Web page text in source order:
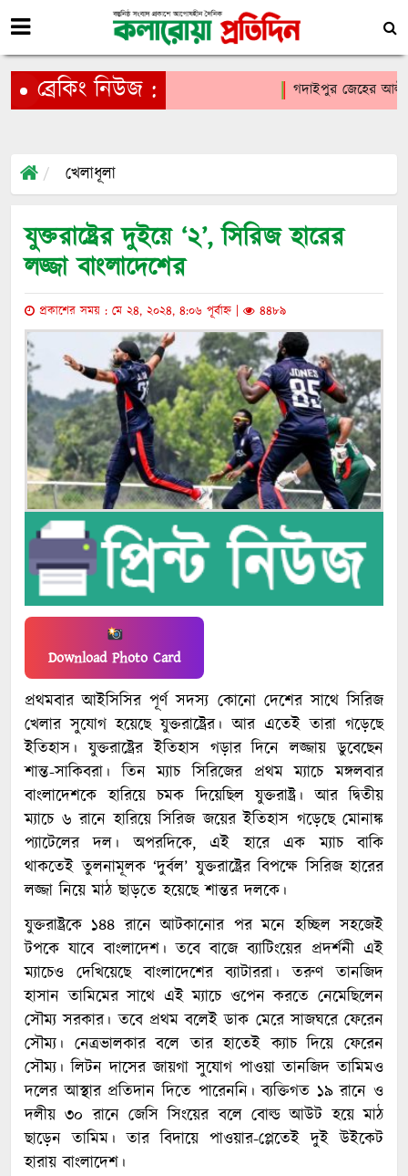
ব্রেকিং নিউজ : গদাইপুর জেহের আলী
খেলাধূলা
যুক্তরাষ্ট্রের দুইয়ে ‘২’, সিরিজ হারের
লজ্জা বাংলাদেশের
প্রকাশের সময় : মে ২৪, ২০২৪, ৪:০৬ পূর্বাহ্ন | ৪৪৮৯
Download Photo Card
প্রথমবার আইসিসির পূর্ণ সদস্য কোনো দেশের সাথে সিরিজ
খেলার সুযোগ হয়েছে যুক্তরাষ্ট্রের। আর এতেই তারা গড়েছে
ইতিহাস। যুক্তরাষ্ট্রের ইতিহাস গড়ার দিনে লজ্জায় ডুবেছেন
শান্ত-সাকিবরা। তিন ম্যাচ সিরিজের প্রথম ম্যাচে মঙ্গলবার
বাংলাদেশকে হারিয়ে চমক দিয়েছিল যুক্তরাষ্ট্র। আর দ্বিতীয়
ম্যাচে ৬ রানে হারিয়ে সিরিজ জয়ের ইতিহাস গড়েছে মোনাঙ্ক
প্যাটেলের দল। অপরদিকে, এই হারে এক ম্যাচ বাকি
থাকতেই তুলনামূলক ‘দুর্বল’ যুক্তরাষ্ট্রের বিপক্ষে সিরিজ হারের
লজ্জা নিয়ে মাঠ ছাড়তে হয়েছে শান্তর দলকে।
যুক্তরাষ্ট্রকে ১৪৪ রানে আটকানোর পর মনে হচ্ছিল সহজেই
টপকে যাবে বাংলাদেশ। তবে বাজে ব্যাটিংয়ের প্রদর্শনী এই
ম্যাচেও দেখিয়েছে বাংলাদেশের ব্যাটাররা। তরুণ তানজিদ
হাসান তামিমের সাথে এই ম্যাচে ওপেন করতে নেমেছিলেন
সৌম্য সরকার। তবে প্রথম বলেই ডাক মেরে সাজঘরে ফেরেন
সৌম্য। নেত্রভালকার বলে তার হাতেই ক্যাচ দিয়ে ফেরেন
সৌম্য। লিটন দাসের জায়গা সুযোগ পাওয়া তানজিদ তামিমও
দলের আস্থার প্রতিদান দিতে পারেননি। ব্যক্তিগত ১৯ রানে ও
দলীয় ৩০ রানে জেসি সিংয়ের বলে বোল্ড আউট হয়ে মাঠ
ছাড়েন তামিম। তার বিদায়ে পাওয়ার-প্লেতেই দুই উইকেট
হারায় বাংলাদেশ।